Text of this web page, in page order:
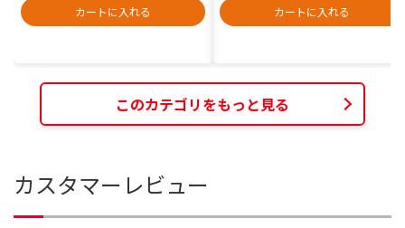
カートに入れる
カートに入れる
このカテゴリをもっと見る
カスタマーレビュー